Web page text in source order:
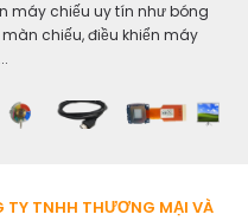
máy chiếu uy tín như bóng
chiếu, điều khiển máy
TY TNHH THƯƠNG MẠI VÀ